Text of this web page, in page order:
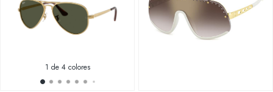
1 de 4 colores